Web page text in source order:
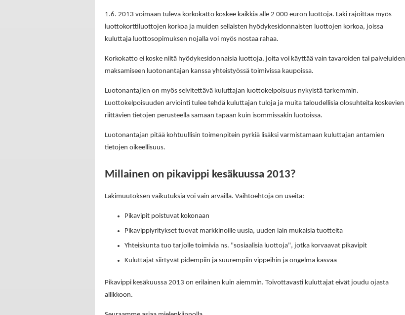
1.6. 2013 voimaan tuleva korkokatto koskee kaikkia alle 2 000 euron luottoja. Laki rajoittaa myös
luottokorttiluottojen korkoa ja muiden sellaisten hyödykesidonnaisten luottojen korkoa, joissa
kuluttaja luottosopimuksen nojalla voi myös nostaa rahaa.
Korkokatto ei koske niitä hyödykesidonnaisia luottoja, joita voi käyttää vain tavaroiden tai palveluiden
maksamiseen luotonantajan kanssa yhteistyössä toimivissa kaupoissa.
Luotonantajien on myös selvitettävä kuluttajan luottokelpoisuus nykyistä tarkemmin.
Luottokelpoisuuden arviointi tulee tehdä kuluttajan tuloja ja muita taloudellisia olosuhteita koskevien
riittävien tietojen perusteella samaan tapaan kuin isommissakin luotoissa.
Luotonantajan pitää kohtuullisin toimenpitein pyrkiä lisäksi varmistamaan kuluttajan antamien
tietojen oikeellisuus.
Millainen on pikavippi kesäkuussa 2013?
Lakimuutoksen vaikutuksia voi vain arvailla. Vaihtoehtoja on useita:
Pikavipit poistuvat kokonaan
Pikavippiyritykset tuovat markkinoille uusia, uuden lain mukaisia tuotteita
Yhteiskunta tuo tarjolle toimivia ns. "sosiaalisia luottoja", jotka korvaavat pikavipit
Kuluttajat siirtyvät pidempiin ja suurempiin vippeihin ja ongelma kasvaa
Pikavippi kesäkuussa 2013 on erilainen kuin aiemmin. Toivottavasti kuluttajat eivät joudu ojasta
allikkoon.